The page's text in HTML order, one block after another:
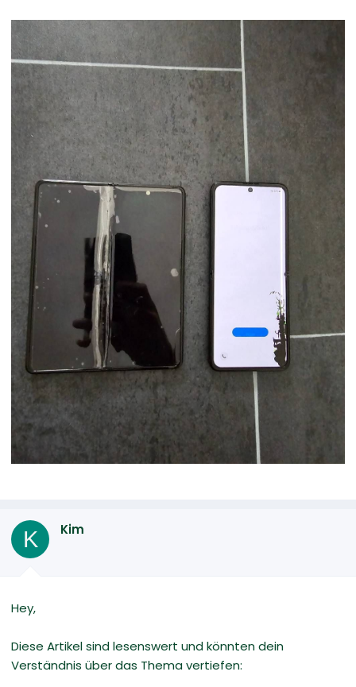
K Kim
Hey,
Diese Artikel sind lesenswert und könnten dein
Verständnis über das Thema vertiefen: